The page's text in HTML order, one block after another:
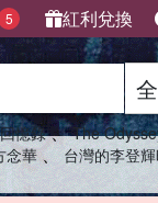
5 紅利兌換
憶錄 、 The
念華 、 台灣的李登